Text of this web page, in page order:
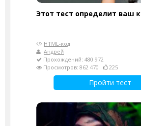
Этот тест определит ваш
HTML-код
Андрей
Прохождений: 480 972
Просмотров: 862 470
225
Пройти тест